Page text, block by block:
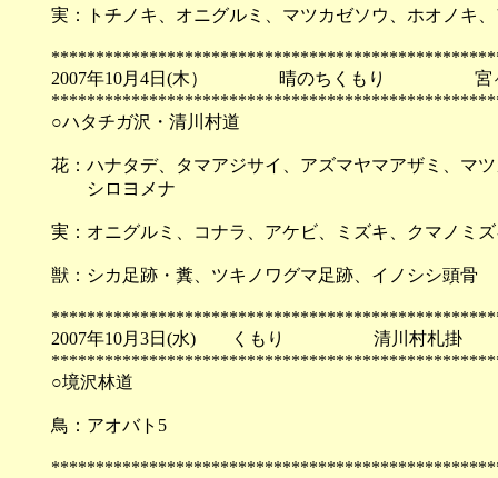
実：トチノキ、オニグルミ、マツカゼソウ、ホオノキ
2007年10月4日(木） 晴のちくもり 宮
○ハタチガ沢・清川村道
花：ハナタデ、タマアジサイ、アズマヤマアザミ、マ
シロヨメナ
実：オニグルミ、コナラ、アケビ、ミズキ、クマノミ
獣：シカ足跡・糞、ツキノワグマ足跡、イノシシ頭骨
2007年10月3日(水) くもり 清川村札掛
○境沢林道
鳥：アオバト5